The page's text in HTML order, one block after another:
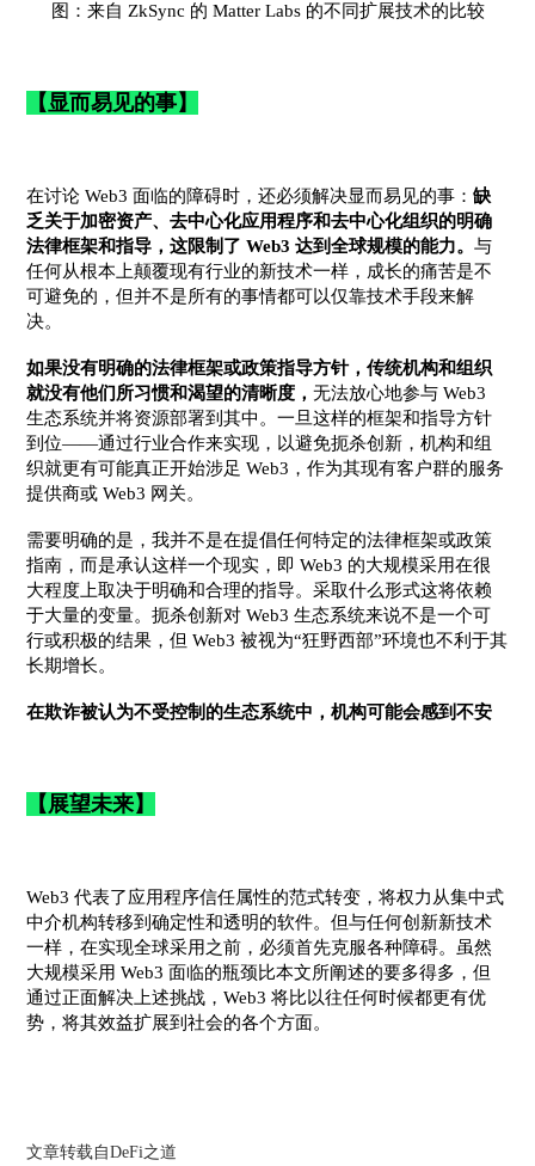
图：来自 ZkSync 的 Matter Labs 的不同扩展技术的比较
【显而易见的事】
在讨论 Web3 面临的障碍时，还必须解决显而易见的事：缺
乏关于加密资产、去中心化应用程序和去中心化组织的明确
法律框架和指导，这限制了 Web3 达到全球规模的能力。与
任何从根本上颠覆现有行业的新技术一样，成长的痛苦是不
可避免的，但并不是所有的事情都可以仅靠技术手段来解
决。
如果没有明确的法律框架或政策指导方针，传统机构和组织
就没有他们所习惯和渴望的清晰度，无法放心地参与 Web3
生态系统并将资源部署到其中。一旦这样的框架和指导方针
到位——通过行业合作来实现，以避免扼杀创新，机构和组
织就更有可能真正开始涉足 Web3，作为其现有客户群的服务
提供商或 Web3 网关。
需要明确的是，我并不是在提倡任何特定的法律框架或政策
指南，而是承认这样一个现实，即 Web3 的大规模采用在很
大程度上取决于明确和合理的指导。采取什么形式这将依赖
于大量的变量。扼杀创新对 Web3 生态系统来说不是一个可
行或积极的结果，但 Web3 被视为“狂野西部”环境也不利于其
长期增长。
在欺诈被认为不受控制的生态系统中，机构可能会感到不安
【展望未来】
Web3 代表了应用程序信任属性的范式转变，将权力从集中式
中介机构转移到确定性和透明的软件。但与任何创新新技术
一样，在实现全球采用之前，必须首先克服各种障碍。虽然
大规模采用 Web3 面临的瓶颈比本文所阐述的要多得多，但
通过正面解决上述挑战，Web3 将比以往任何时候都更有优
势，将其效益扩展到社会的各个方面。
文章转载自DeFi之道